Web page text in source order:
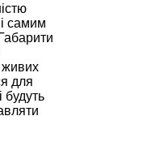
самим
живих
для
будуть